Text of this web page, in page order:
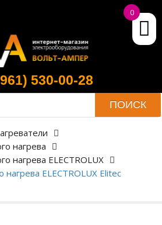
530-00-28
ПОИСК
нагрева
нагрева ELECTROLUX
нагрева ELECTROLUX Elitec
0